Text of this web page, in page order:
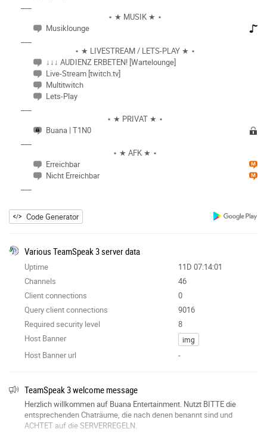
⋆ ★ MUSIK ★ ⋆
Musiklounge
⋆ ★ LIVESTREAM / LETS-PLAY ★ ⋆
↓↓↓ AUDIENZ ERBETEN! [Wartelounge]
Live-Stream [twitch.tv]
Multitwitch
Lets-Play
⋆ ★ PRIVAT ★ ⋆
Buana | T1N0
⋆ ★ AFK ★ ⋆
Erreichbar
Nicht Erreichbar
Code Generator
Various TeamSpeak 3 server data
Uptime
11D 07:14:01
Channels
46
Client connections
0
Query client connections
9016
Required security level
8
Host Banner
img
Host Banner url -
TeamSpeak 3 welcome message
Herzlich willkommen auf Buana Entertainment. Nutzt BITTE die
entsprechenden Chaträume, die nach denen benannt sind und
ACHTET auf die SERVERREGELN.